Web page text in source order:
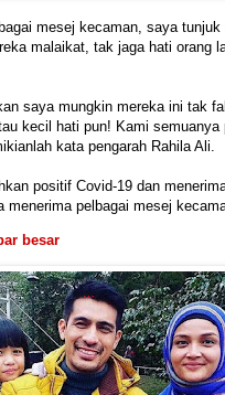
mesej kecaman, saya
malaikat, tak jaga hati orang
saya mungkin mereka ini tak
kecil hati pun! Kami
kata pengarah Rahila Ali.
positif Covid-19 dan
menerima pelbagai mesej
besar